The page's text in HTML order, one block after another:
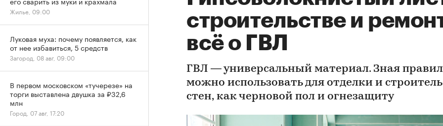
строительстве и
всё о ГВЛ
ГВЛ — универсальный материал. Зная
можно использовать для отделки и
стен, как черновой пол и огнезащиту
Жилье, 09:00
Луковая муха: почему появляется, как
от нее избавиться, 5 средств
Загород, 08 авг, 09:00
В первом московском «тучерезе» на
торги выставлена двушка за ₽32,6
млн
Город, 07 авг, 17:20